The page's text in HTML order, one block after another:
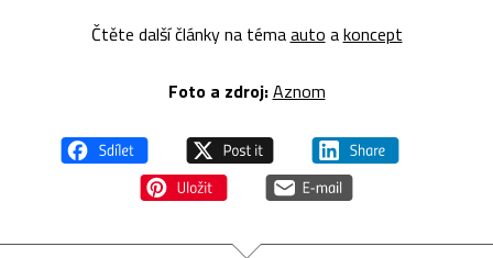
Čtěte další články na témaauto akoncept
Foto a zdroj:Aznom